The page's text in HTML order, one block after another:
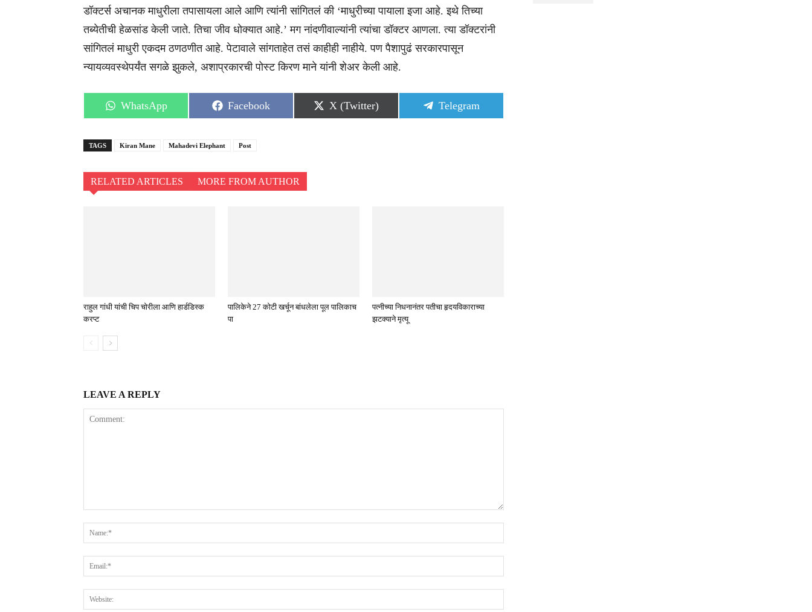
डॉक्टर्स अचानक माधुरीला तपासायला आले आणि त्यांनी सांगितलं की ‘माधुरीच्या पायाला इजा आहे. इथे तिच्या
तब्येतीची हेळसांड केली जाते. तिचा जीव धोक्यात आहे.’ मग नांदणीवाल्यांनी त्यांचा डॉक्टर आणला. त्या डॉक्टरांनी
सांगितलं माधुरी एकदम ठणठणीत आहे. पेटावाले सांगताहेत तसं काहीही नाहीये. पण पैशापुढं सरकारपासून
न्यायव्यवस्थेपर्यंत सगळे झुकले, अशाप्रकारची पोस्ट किरण माने यांनी शेअर केली आहे.
Share
on
WhatsApp
Share
on
Facebook
Share
on
X (Twitter)
Share
on
Telegram
TAGS Kiran Mane Mahadevi Elephant Post
RELATED ARTICLES MORE FROM AUTHOR
राहुल गांधी यांची चिप चोरीला आणि हार्डडिस्क
करप्ट
पालिकेने 27 कोटी खर्चून बांधलेला पूल पालिकाच
पा
पत्नीच्या निधनानंतर पतीचा हृदयविकाराच्या
झटक्याने मृत्यू
LEAVE A REPLY